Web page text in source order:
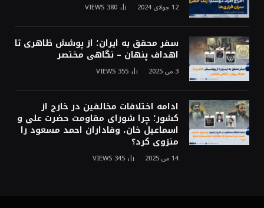
12 جولای 2024 380
VIEWS
سفر محقق به ایران؛ از پوشش ظاهری تا
اهداف پنهان – نگاهی مختصر
3 می 2025 355
VIEWS
ادامه اختلافات مخالفین در خارج از
کشور؛ چرا شورای مقاومت حضرت علی و
اسماعیل خان، وفاداران احمد مسعود را
منزوی کرد؟
14 می 2025 345
VIEWS